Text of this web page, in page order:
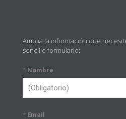
Amplía la información que
sencillo formulario:
* Nombre
* Email